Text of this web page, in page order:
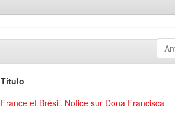
Título
France et Brésil. Notice sur Dona Francisca